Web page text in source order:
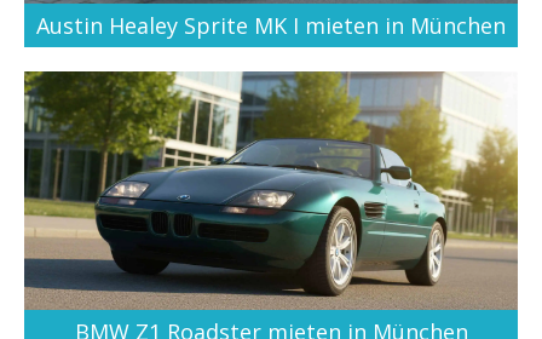
Austin Healey Sprite MK I mieten in München
BMW Z1 Roadster mieten in München